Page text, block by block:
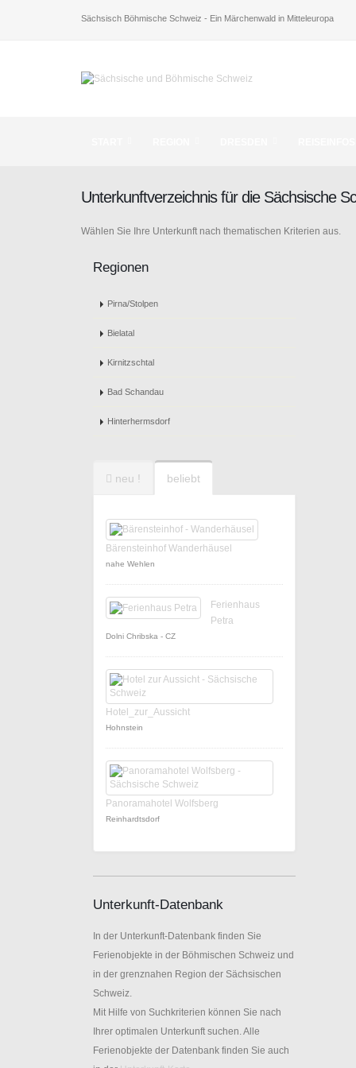
Sächsisch Böhmische Schweiz - Ein Märchenwald in Mitteleuropa
Unterkunftverzeichnis für die Sächsische
Wählen Sie Ihre Unterkunft nach thematischen Kriterien aus.
Regionen
Pirna/Stolpen
Bielatal
Kirnitzschtal
Bad Schandau
Hinterhermsdorf
neu ! beliebt
Bärensteinhof Wanderhäusel
nahe Wehlen
Ferienhaus
Petra
Dolni Chribska - CZ
Hotel_zur_Aussicht
Hohnstein
Panoramahotel Wolfsberg
Reinhardtsdorf
Unterkunft-Datenbank
In der Unterkunft-Datenbank finden Sie
Ferienobjekte in der Böhmischen Schweiz und
in der grenznahen Region der Sächsischen
Schweiz.
Mit Hilfe von Suchkriterien können Sie nach
Ihrer optimalen Unterkunft suchen. Alle
Ferienobjekte der Datenbank finden Sie auch